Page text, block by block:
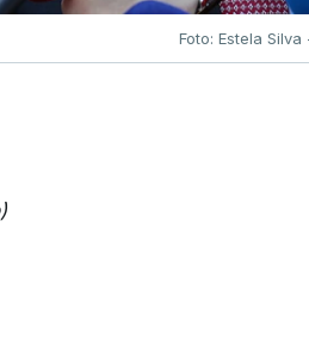
Foto: Estela Silva